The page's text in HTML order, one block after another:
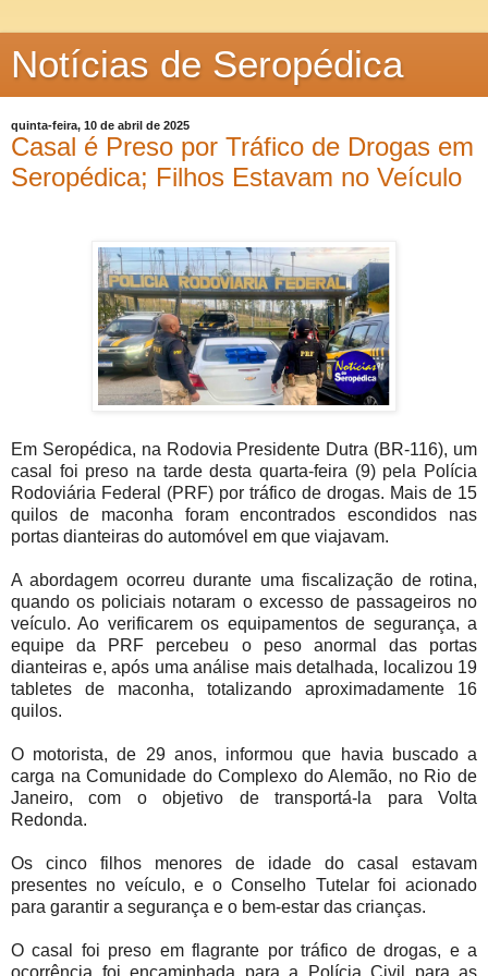
Notícias de Seropédica
quinta-feira, 10 de abril de 2025
Casal é Preso por Tráfico de Drogas em
Seropédica; Filhos Estavam no Veículo
Em Seropédica, na Rodovia Presidente Dutra (BR-116), um
casal foi preso na tarde desta quarta-feira (9) pela Polícia
Rodoviária Federal (PRF) por tráfico de drogas. Mais de 15
quilos de maconha foram encontrados escondidos nas
portas dianteiras do automóvel em que viajavam.
A abordagem ocorreu durante uma fiscalização de rotina,
quando os policiais notaram o excesso de passageiros no
veículo. Ao verificarem os equipamentos de segurança, a
equipe da PRF percebeu o peso anormal das portas
dianteiras e, após uma análise mais detalhada, localizou 19
tabletes de maconha, totalizando aproximadamente 16
quilos.
O motorista, de 29 anos, informou que havia buscado a
carga na Comunidade do Complexo do Alemão, no Rio de
Janeiro, com o objetivo de transportá-la para Volta
Redonda.
Os cinco filhos menores de idade do casal estavam
presentes no veículo, e o Conselho Tutelar foi acionado
para garantir a segurança e o bem-estar das crianças.
O casal foi preso em flagrante por tráfico de drogas, e a
ocorrência foi encaminhada para a Polícia Civil para as